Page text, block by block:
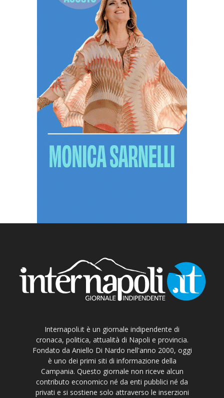
Internapoli.it è un giornale indipendente di
cronaca, politica, attualità di Napoli e provincia.
Fondato da Aniello Di Nardo nell'anno 2000, oggi
è uno dei primi siti di informazione della
Campania. Questo giornale non riceve alcun
contributo economico né da enti pubblici né da
privati e si sostiene solo attraverso le inserzioni